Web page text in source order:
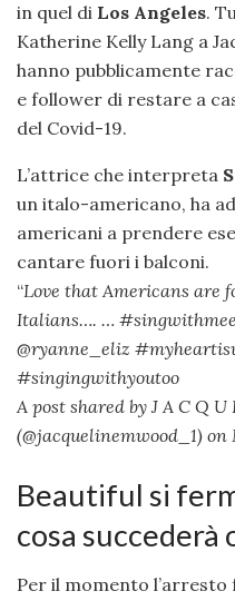
in quel di Los Angeles.
Katherine Kelly Lang a
hanno pubblicamente
e follower di restare a
del Covid-19.
L’attrice che interpreta
un italo-americano, ha
americani a prendere
cantare fuori i balconi.
“Love that Americans are
Italians…. …
@ryanne_eliz
#singingwithyoutoo
A post shared by J A C Q
(@jacquelinemwood_1)
Beautiful si
cosa succederà
Per il momento